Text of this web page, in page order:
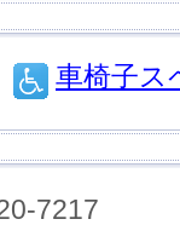
車椅子ス
7217